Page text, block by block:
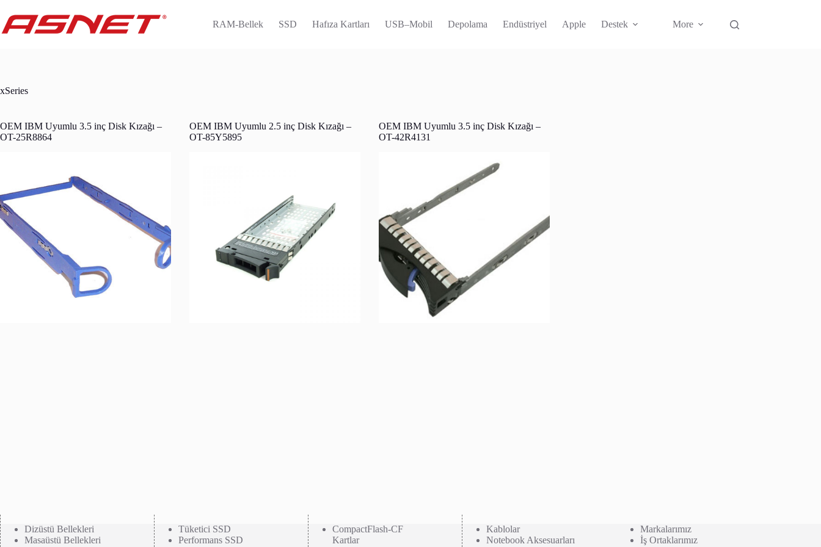
content
RAM-Bellek SSD Hafıza Kartları USB–Mobil Depolama Endüstriyel Apple Destek More
xSeries
OEM IBM Uyumlu 3.5 inç Disk Kızağı –
OT-25R8864
OEM IBM Uyumlu 2.5 inç Disk Kızağı –
OT-85Y5895
OEM IBM Uyumlu 3.5 inç Disk Kızağı –
OT-42R4131
Dizüstü Bellekleri
Masaüstü Bellekleri
Tüketici SSD
Performans SSD
CompactFlash-CF
Kartlar
Kablolar
Notebook Aksesuarları
Markalarımız
İş Ortaklarımız